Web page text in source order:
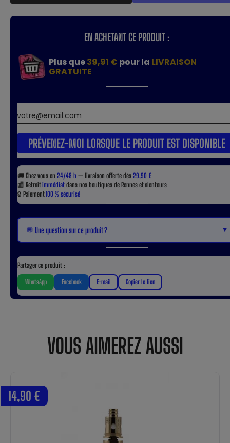
EN ACHETANT CE PRODUIT :
Plus que39,91 € pour la LIVRAISON
GRATUITE
PRÉVENEZ-MOI LORSQUE LE PRODUIT EST DISPONIBLE
🚚 Chez vous en 24/48 h — livraison offerte dès29,90 €
🏬 Retraitimmédiatdans nos boutiques de Rennes et alentours
🔒 Paiement100 % sécurisé
💬 Une question sur ce produit ? ▼
Partager ce produit :
WhatsApp Facebook E-mail Copier le lien
VOUS AIMEREZ AUSSI
14,90 €